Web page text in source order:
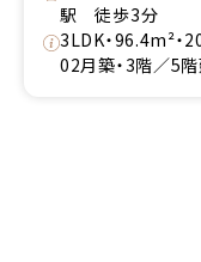
駅 徒歩3分
3LDK・96.4m²・
02月築・3階／5